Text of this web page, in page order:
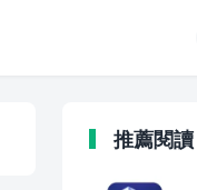
推薦閱讀